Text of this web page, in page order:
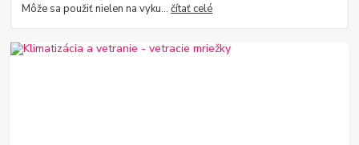
Môže sa použiť nielen na vyku...čítať celé